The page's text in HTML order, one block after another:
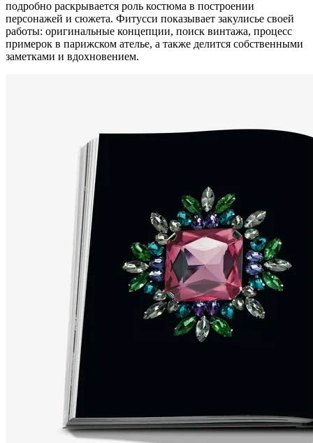
подробно раскрывается роль костюма в построении
персонажей и сюжета. Фитусси показывает закулисье своей
работы: оригинальные концепции, поиск винтажа, процесс
примерок в парижском ателье, а также делится собственными
заметками и вдохновением.